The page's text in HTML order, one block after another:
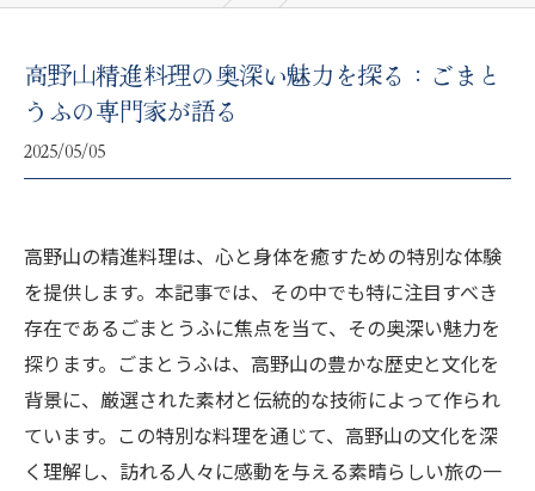
高野山精進料理の奥深い魅力を探る：ごまと
うふの専門家が語る
2025/05/05
高野山の精進料理は、心と身体を癒すための特別な体験
を提供します。本記事では、その中でも特に注目すべき
存在であるごまとうふに焦点を当て、その奥深い魅力を
探ります。ごまとうふは、高野山の豊かな歴史と文化を
背景に、厳選された素材と伝統的な技術によって作られ
ています。この特別な料理を通じて、高野山の文化を深
く理解し、訪れる人々に感動を与える素晴らしい旅の一